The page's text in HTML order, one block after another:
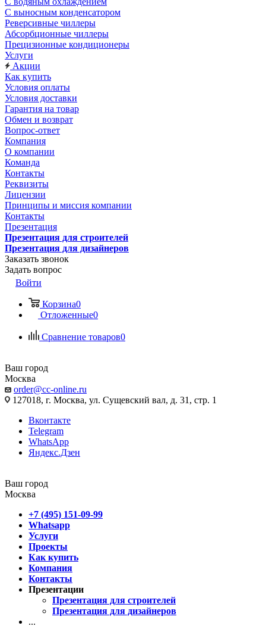
С выносным конденсатором
Реверсивные чиллеры
Абсорбционные чиллеры
Прецизионные кондиционеры
Услуги
Акции
Как купить
Условия оплаты
Условия доставки
Гарантия на товар
Обмен и возврат
Вопрос-ответ
Компания
О компании
Команда
Контакты
Реквизиты
Лицензии
Принципы и миссия компании
Контакты
Презентация
Презентация для строителей
Презентация для дизайнеров
Заказать звонок
Задать вопрос
Войти
Корзина0
Отложенные0
Сравнение товаров0
Ваш город
Москва
order@cc-online.ru
127018, г. Москва, ул. Сущевский вал, д. 31, стр. 1
Вконтакте
Telegram
WhatsApp
Яндекс.Дзен
Ваш город
Москва
+7 (495) 151-09-99
Whatsapp
Услуги
Проекты
Как купить
Компания
Контакты
Презентации
Презентация для строителей
Презентация для дизайнеров
...